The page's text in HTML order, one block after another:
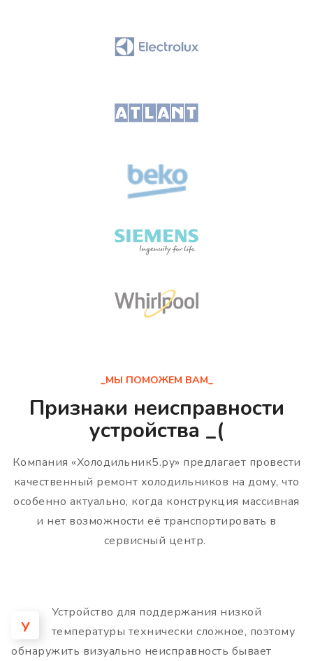
_МЫ ПОМОЖЕМ ВАМ_
Признаки неисправности
устройства _(
Компания «Холодильник5.ру» предлагает провести
качественный ремонт холодильников на дому, что
особенно актуально, когда конструкция массивная
и нет возможности её транспортировать в
сервисный центр.
У
Устройство для поддержания низкой
температуры технически сложное, поэтому
обнаружить визуально неисправность бывает